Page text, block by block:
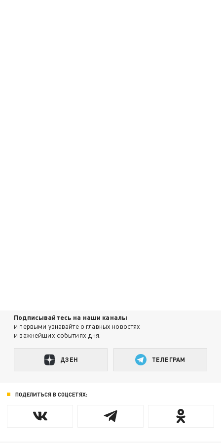
Подписывайтесь на наши каналы
и первыми узнавайте о главных новостях
и важнейших событиях дня.
ДЗЕН ТЕЛЕГРАМ
ПОДЕЛИТЬСЯ В СОЦСЕТЯХ: